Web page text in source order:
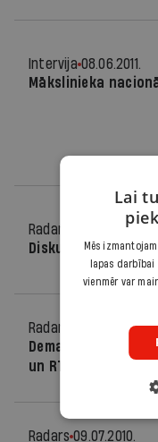
Intervija 08.06.2011.
Mākslinieka
Radars
02.11.2010.
Diskusija par
Radars
26.07.2010.
Demakova
un RTAB
Radars 09.07.2010.
Lai
Mēs
lapas
vienmēr var